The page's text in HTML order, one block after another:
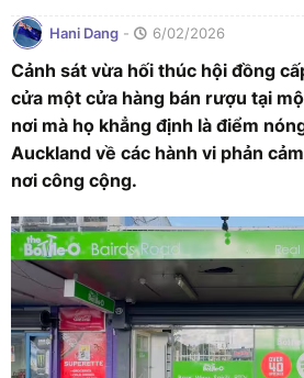
Hani Dang - 6/02/2026
Cảnh sát vừa hối thúc hội đồng
cửa một cửa hàng bán rượu tại
nơi mà họ khẳng định là điểm
Auckland về các hành vi phản
nơi công cộng.